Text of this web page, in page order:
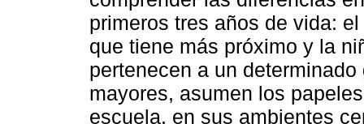
primeros tres años de vida:
que tiene más próximo y la
pertenecen a un
mayores, asumen los
escuela, en sus ambientes